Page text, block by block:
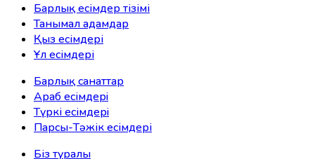
Барлық есімдер тізімі
Танымал адамдар
Қыз есімдері
Ұл есімдері
Барлық санаттар
Араб есімдерi
Түркі есімдерi
Парсы-Тәжік есімдері
Біз туралы